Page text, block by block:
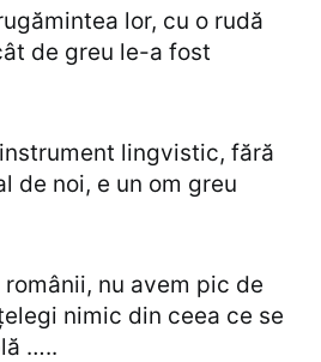
lor, cu o rudă
de greu le-a fost
lingvistic, fără
de noi, e un om greu
nu avem pic de
nimic din ceea ce se
…..